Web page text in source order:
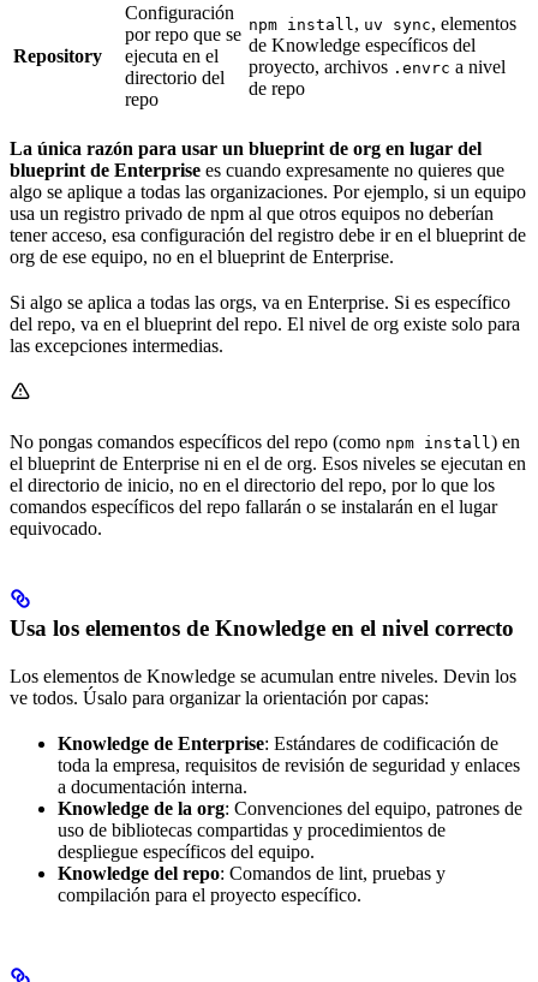
Repository
Configuración
por repo que se
ejecuta en el
directorio del
repo
npm install , uv sync, elementos
de Knowledge específicos del
proyecto, archivos .envrc a nivel
de repo
La única razón para usar un blueprint de org en lugar del
blueprint de Enterprise es cuando expresamente no quieres que
algo se aplique a todas las organizaciones. Por ejemplo, si un equipo
usa un registro privado de npm al que otros equipos no deberían
tener acceso, esa configuración del registro debe ir en el blueprint de
org de ese equipo, no en el blueprint de Enterprise.
Si algo se aplica a todas las orgs, va en Enterprise. Si es específico
del repo, va en el blueprint del repo. El nivel de org existe solo para
las excepciones intermedias.
No pongas comandos específicos del repo (como npm install ) en
el blueprint de Enterprise ni en el de org. Esos niveles se ejecutan en
el directorio de inicio, no en el directorio del repo, por lo que los
comandos específicos del repo fallarán o se instalarán en el lugar
equivocado.
Usa los elementos de Knowledge en el nivel correcto
Los elementos de Knowledge se acumulan entre niveles. Devin los
ve todos. Úsalo para organizar la orientación por capas:
Knowledge de Enterprise: Estándares de codificación de
toda la empresa, requisitos de revisión de seguridad y enlaces
a documentación interna.
Knowledge de la org: Convenciones del equipo, patrones de
uso de bibliotecas compartidas y procedimientos de
despliegue específicos del equipo.
Knowledge del repo: Comandos de lint, pruebas y
compilación para el proyecto específico.